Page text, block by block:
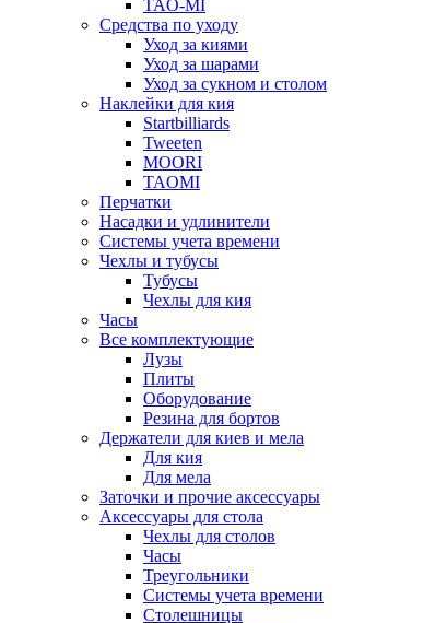
TAO-MI
Средства по уходу
Уход за киями
Уход за шарами
Уход за сукном и столом
Наклейки для кия
Startbilliards
Tweeten
MOORI
TAOMI
Перчатки
Насадки и удлинители
Системы учета времени
Чехлы и тубусы
Тубусы
Чехлы для кия
Часы
Все комплектующие
Лузы
Плиты
Оборудование
Резина для бортов
Держатели для киев и мела
Для кия
Для мела
Заточки и прочие аксессуары
Аксессуары для стола
Чехлы для столов
Часы
Треугольники
Системы учета времени
Столешницы